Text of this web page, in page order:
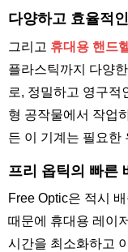
다양하고 효율적
그리고 휴대용 핸드
플라스틱까지 다양
로, 정밀하고 영구적
형 공작물에서 작업
든 이 기계는 필요한
프리 옵틱의 빠른
Free Optic은 적시
때문에 휴대용 레이
시간을 최소화하고